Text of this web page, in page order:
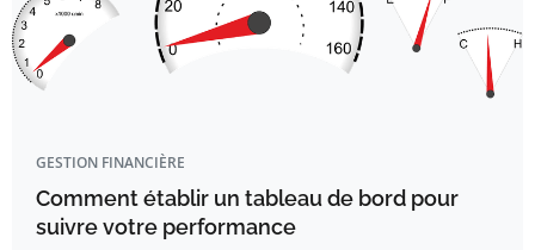
GESTION FINANCIÈRE
Comment établir un tableau de bord pour
suivre votre performance